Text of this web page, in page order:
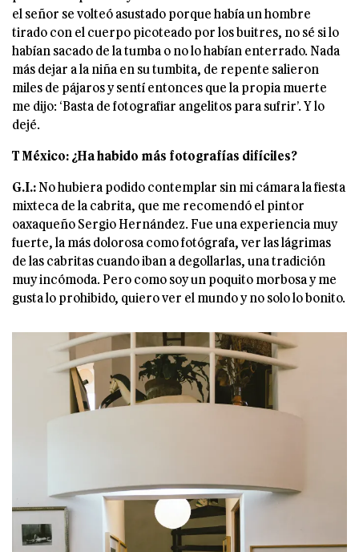
el señor se volteó asustado porque había un hombre
tirado con el cuerpo picoteado por los buitres, no sé si lo
habían sacado de la tumba o no lo habían enterrado. Nada
más dejar a la niña en su tumbita, de repente salieron
miles de pájaros y sentí entonces que la propia muerte
me dijo: ‘Basta de fotografiar angelitos para sufrir’. Y lo
dejé.
T México: ¿Ha habido más fotografías difíciles?
G.I.: No hubiera podido contemplar sin mi cámara la fiesta
mixteca de la cabrita, que me recomendó el pintor
oaxaqueño Sergio Hernández. Fue una experiencia muy
fuerte, la más dolorosa como fotógrafa, ver las lágrimas
de las cabritas cuando iban a degollarlas, una tradición
muy incómoda. Pero como soy un poquito morbosa y me
gusta lo prohibido, quiero ver el mundo y no solo lo bonito.